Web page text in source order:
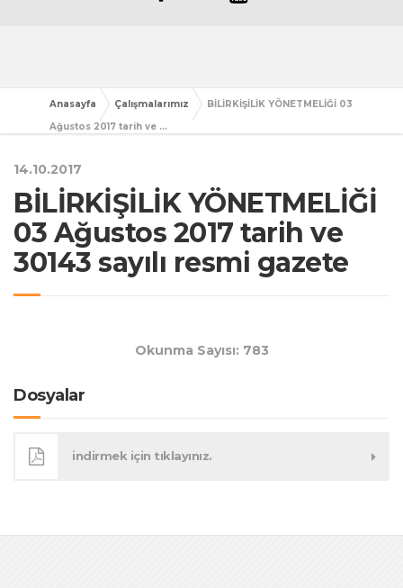
Anasayfa Çalışmalarımız
BİLİRKİŞİLİK YÖNETMELİĞİ 03
Ağustos 2017 tarih ve ...
14.10.2017
BİLİRKİŞİLİK YÖNETMELİĞİ
03 Ağustos 2017 tarih ve
30143 sayılı resmi gazete
Okunma Sayısı: 783
Dosyalar
indirmek için tıklayınız.